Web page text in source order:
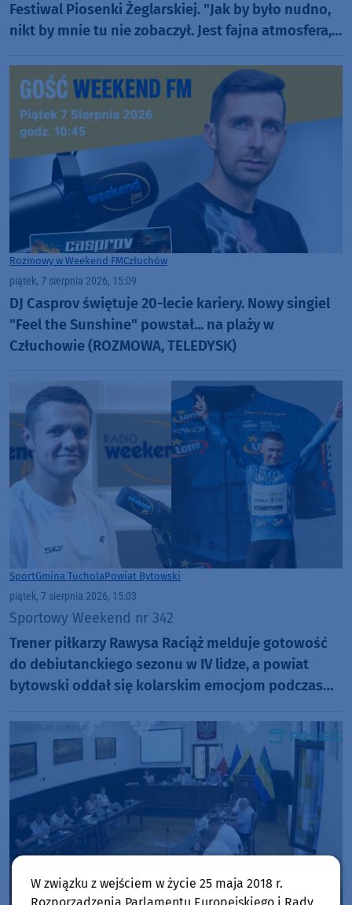
Festiwal Piosenki Żeglarskiej. "Jak by było nudno,
nikt by mnie tu nie zobaczył. Jest fajna atmosfera,
Rozmowy w Weekend FMCzłuchów
piątek, 7 sierpnia 2026, 15:09
DJ Casprov świętuje 20-lecie kariery. Nowy singiel
"Feel the Sunshine" powstał... na plaży w
Człuchowie (ROZMOWA, TELEDYSK)
SportGmina TucholaPowiat Bytowski
piątek, 7 sierpnia 2026, 15:03
Sportowy Weekend nr 342
Trener piłkarzy Rawysa Raciąż melduje gotowość
do debiutanckiego sezonu w IV lidze, a powiat
bytowski oddał się kolarskim emocjom podczas
W związku z wejściem w życie 25 maja 2018 r.